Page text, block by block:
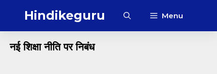
Hindikeguru Menu
नई शिक्षा नीति पर निबंध